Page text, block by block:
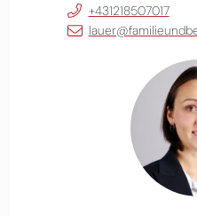
+431218507017